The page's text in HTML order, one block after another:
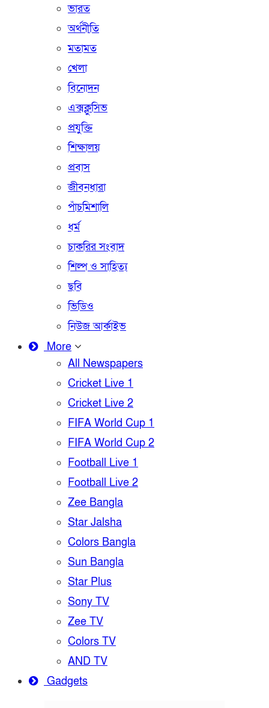
ভারত
অর্থনীতি
মতামত
খেলা
বিনোদন
এক্সক্লুসিভ
প্রযুক্তি
শিক্ষালয়
প্রবাস
জীবনধারা
পাঁচমিশালি
ধর্ম
চাকরির সংবাদ
শিল্প ও সাহিত্য
ছবি
ভিডিও
নিউজ আর্কাইভ
More
All Newspapers
Cricket Live 1
Cricket Live 2
FIFA World Cup 1
FIFA World Cup 2
Football Live 1
Football Live 2
Zee Bangla
Star Jalsha
Colors Bangla
Sun Bangla
Star Plus
Sony TV
Zee TV
Colors TV
AND TV
Gadgets